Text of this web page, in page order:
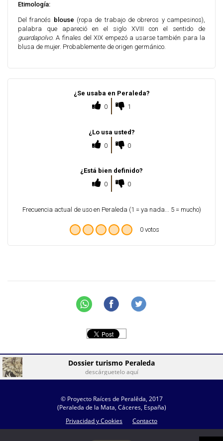
Etimología:
Del francés blouse (ropa de trabajo de obreros y campesinos),
palabra que apareció en el siglo XVIII con el sentido de
guardapolvo. A finales del XIX empezó a usarse también para la
blusa de mujer. Probablemente de origen germánico.
¿Se usaba en Peraleda?
0
1
¿Lo usa usted?
0
0
¿Está bien definido?
0
0
Frecuencia actual de uso en Peraleda (1 = ya nada... 5 = mucho)
0 votos
Dossier turismo Peraleda
descárguetelo aquí
© Proyecto Raíces de Peralêda, 2017
(Peraleda de la Mata, Cáceres, España)
Privacidad y Cookies
Contacto